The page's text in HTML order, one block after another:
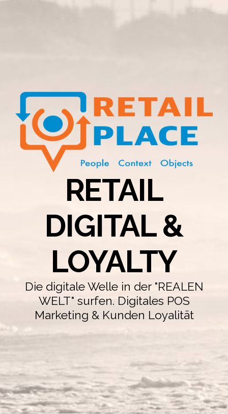
RETAIL
DIGITAL &
LOYALTY
Die digitale Welle in der "REALEN
WELT" surfen. Digitales POS
Marketing & Kunden Loyalität